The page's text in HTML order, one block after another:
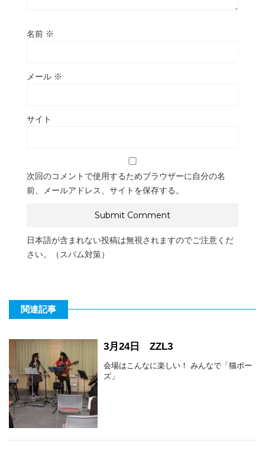
名前 ※
メール ※
サイト
次回のコメントで使用するためブラウザーに自分の名
前、メールアドレス、サイトを保存する。
日本語が含まれない投稿は無視されますのでご注意くだ
さい。（スパム対策）
関連記事
3月24日 ZZL3
会場はこんなに楽しい！ みんなで「猫ポー
ズ」